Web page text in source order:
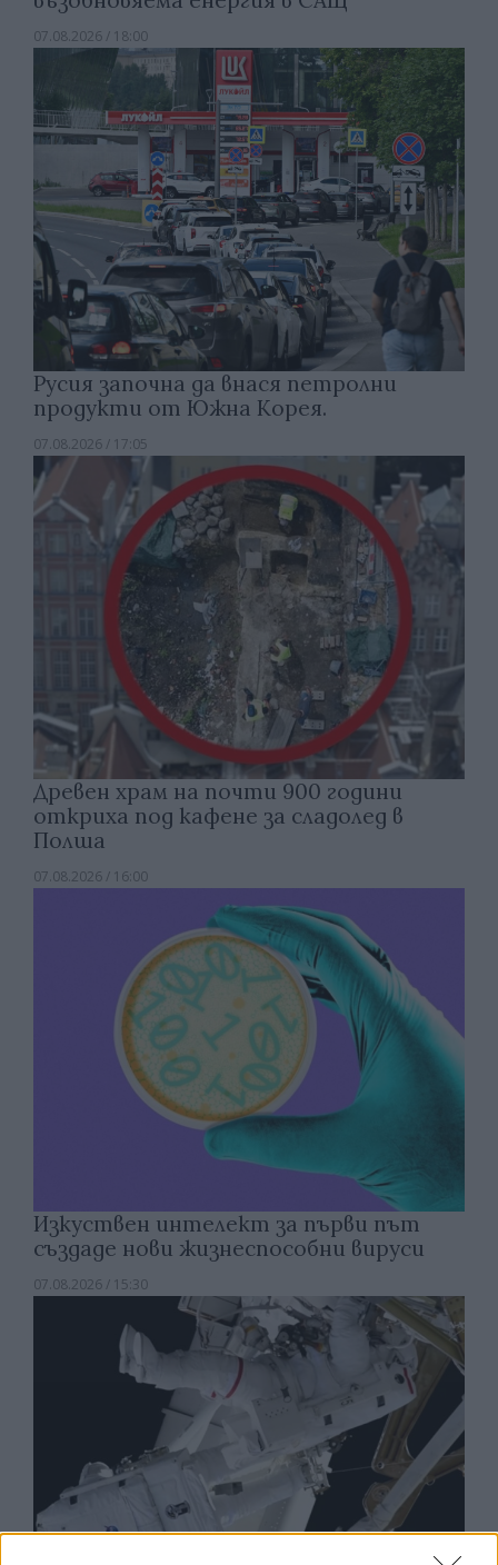
07.08.2026 / 18:00
Русия започна да внася петролни
продукти от Южна Корея.
07.08.2026 / 17:05
Древен храм на почти 900 години
откриха под кафене за сладолед в
Полша
07.08.2026 / 16:00
Изкуствен интелект за първи път
създаде нови жизнеспособни вируси
07.08.2026 / 15:30